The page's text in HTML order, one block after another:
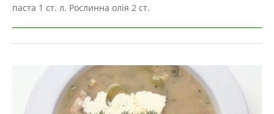
паста 1 ст. л. Рослинна олія 2 ст.